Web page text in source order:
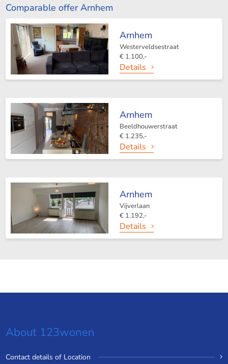
Comparable offer Arnhem
Arnhem
Westerveldsestraat
€ 1.100,-
Details
Arnhem
Beeldhouwerstraat
€ 1.235,-
Details
Arnhem
Vijverlaan
€ 1.192,-
Details
About 123wonen
Contact details of Location